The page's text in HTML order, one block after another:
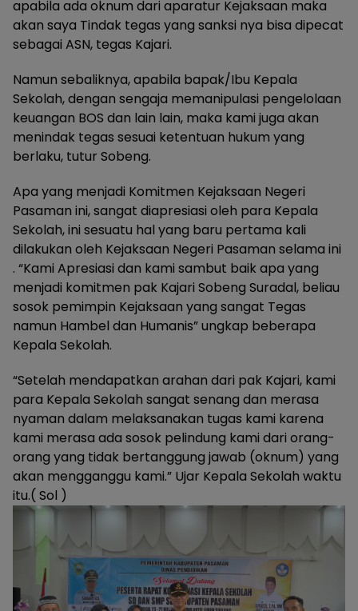
apabila ada oknum dari aparatur Kejaksaan maka
akan saya Tindak tegas yang sanksi nya bisa dipecat
sebagai ASN, tegas Kajari.
Namun sebaliknya, apabila bapak/Ibu Kepala
Sekolah, dengan sengaja memanipulasi pengelolaan
keuangan BOS dan lain lain, maka kami juga akan
menindak tegas sesuai ketentuan hukum yang
berlaku, tutur Sobeng.
Apa yang menjadi Komitmen Kejaksaan Negeri
Pasaman ini, sangat diapresiasi oleh para Kepala
Sekolah, ini sesuatu hal yang baru pertama kali
dilakukan oleh Kejaksaan Negeri Pasaman selama ini
. “Kami Apresiasi dan kami sambut baik apa yang
menjadi komitmen pak Kajari Sobeng Suradal, beliau
sosok pemimpin Kejaksaan yang sangat Tegas
namun Hambel dan Humanis” ungkap beberapa
Kepala Sekolah.
“Setelah mendapatkan arahan dari pak Kajari, kami
para Kepala Sekolah sangat senang dan merasa
nyaman dalam melaksanakan tugas kami karena
kami merasa ada sosok pelindung kami dari orang-
orang yang tidak bertanggung jawab (oknum) yang
akan mengganggu kami.” Ujar Kepala Sekolah waktu
itu.( Sol )